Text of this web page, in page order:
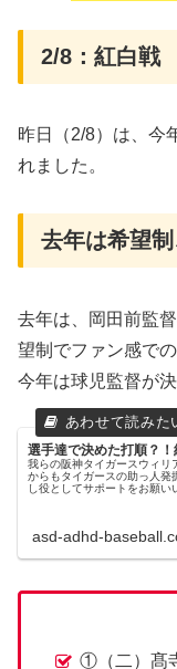
2/8：紅白戦
昨日（2/8）は、今
れました。
去年は希望
去年は、岡田前監
望制でファン感で
今年は球児監督が決
選手達で決めた打順？！
我らの阪神タイガースウィリ
からもタイガースの助っ人発
し役としてサポートをお願い
asd-adhd-
①（二）髙